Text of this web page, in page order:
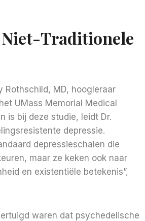
Niet-Traditionele
MD, hoogleraar
UMass Memorial Medical
is bij deze studie, leidt Dr.
depressie.
depressieschalen die
maar ze keken ook naar
en existentiële betekenis”,
waren dat psychedelische